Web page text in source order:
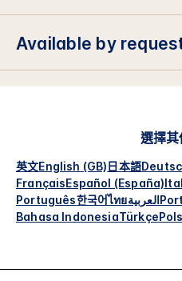
Available by
選擇
英文English (GB) 日本語
FrançaisEspañol (España)
Português한국어ไทยالعربية
Bahasa IndonesiaTürkçe